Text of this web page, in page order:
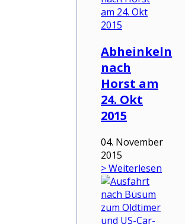
Abheinkeln
nach
Horst am
24. Okt
2015
04. November
2015
> Weiterlesen